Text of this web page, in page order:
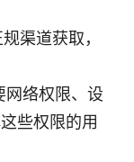
渠道获取，
网络权限、设
些权限的用